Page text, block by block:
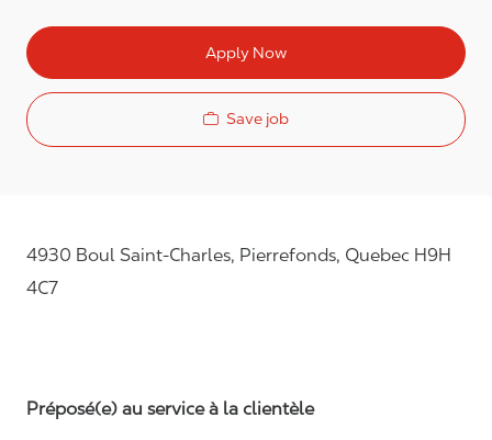
Apply Now
Save job
4930 Boul Saint-Charles, Pierrefonds, Quebec H9H
4C7
Préposé(e) au service à la clientèle